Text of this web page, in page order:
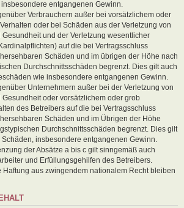
entgangenen Gewinn.
Verbrauchern außer bei vorsätzlichem oder
oder bei Schäden aus der Verletzung von
Gesundheit und der Verletzung wesentlicher
auf die bei Vertragsschluss
Schäden und im übrigen der Höhe nach
Durchschnittsschäden begrenzt. Dies gilt auch
wie insbesondere entgangenen Gewinn.
Unternehmern außer bei der Verletzung von
Gesundheit oder vorsätzlichem oder grob
des Betreibers auf die bei Vertragsschluss
Schäden und im Übrigen der Höhe
Durchschnittsschäden begrenzt. Dies gilt
insbesondere entgangenen Gewinn.
der Absätze a bis c gilt sinngemäß auch
und Erfüllungsgehilfen des Betreibers.
Haftung aus zwingendem nationalem Recht bleiben